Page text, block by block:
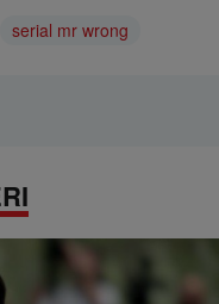
serial mr wrong